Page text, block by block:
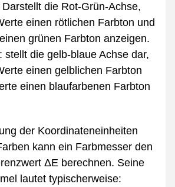
die Rot-Grün-Achse,
einen rötlichen Farbton und
grünen Farbton anzeigen.
stellt die gelb-blaue Achse dar,
einen gelblichen Farbton
einen blaufarbenen Farbton
der Koordinateneinheiten
kann ein Farbmesser den
ΔE berechnen. Seine
lautet typischerweise: